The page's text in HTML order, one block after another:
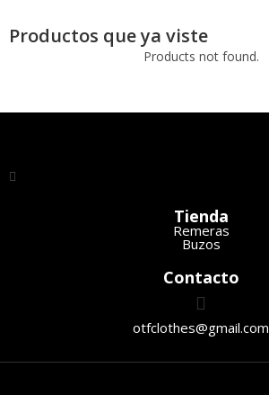
Productos que ya viste
Products not found.
Tienda
Remeras
Buzos
Contacto
otfclothes@gmail.com